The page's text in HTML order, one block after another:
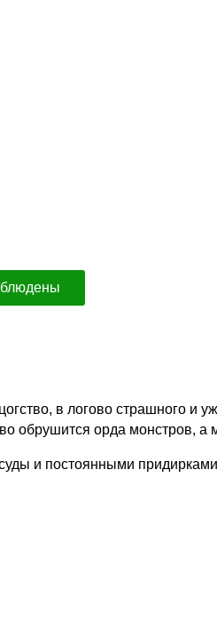
в логово страшного и
обрушится орда монстров, а
и постоянными